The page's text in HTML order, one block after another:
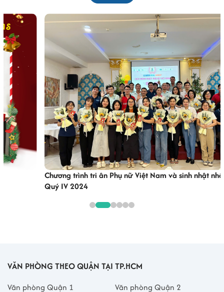
Chương trình tri ân Phụ nữ Việt Nam và sinh nhật nhân viên
Quý IV 2024
VĂN PHÒNG THEO QUẬN TẠI TP.HCM
Văn phòng Quận 1
Văn phòng Quận 2